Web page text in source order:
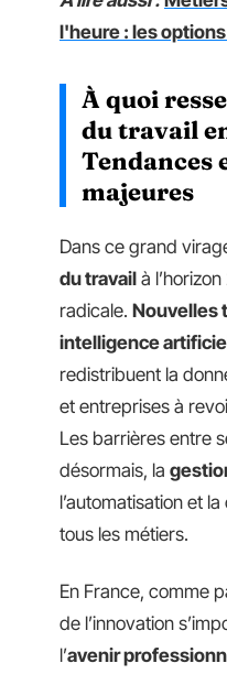
l'heure : les
À quoi
du travail
Tendances
majeures
Dans ce grand
du travail à
radicale. Nouvelles
intelligence
redistribuent la
et entreprises à
Les barrières entre
désormais, la
l’automatisation et
tous les métiers.
En France, comme
de l’innovation
l’avenir